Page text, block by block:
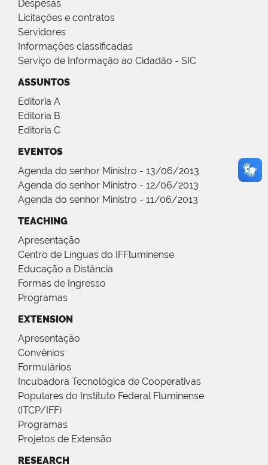
Despesas
Licitações e contratos
Servidores
Informações classificadas
Serviço de Informação ao Cidadão - SIC
ASSUNTOS
Editoria A
Editoria B
Editoria C
EVENTOS
Agenda do senhor Ministro - 13/06/2013
Agenda do senhor Ministro - 12/06/2013
Agenda do senhor Ministro - 11/06/2013
TEACHING
Apresentação
Centro de Línguas do IFFluminense
Educação a Distância
Formas de Ingresso
Programas
EXTENSION
Apresentação
Convênios
Formulários
Incubadora Tecnológica de Cooperativas
Populares do Instituto Federal Fluminense
(ITCP/IFF)
Programas
Projetos de Extensão
RESEARCH